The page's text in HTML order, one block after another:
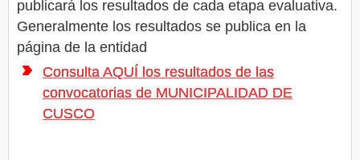
publicará los resultados de cada etapa evaluativa.
Generalmente los resultados se publica en la
página de la entidad
Consulta AQUÍ los resultados de las
convocatorias de MUNICIPALIDAD DE
CUSCO